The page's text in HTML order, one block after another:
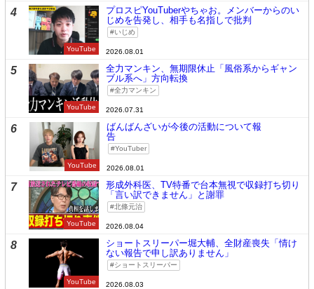
4
YouTube
プロスピYouTuberやちゃお。メンバーからのい
じめを告発し、相手も名指しで批判
いじめ
2026.08.01
5
YouTube
全力マンキン、無期限休止「風俗系からギャン
ブル系へ」方向転換
全力マンキン
2026.07.31
6
YouTube
ばんばんざいが今後の活動について報
告
YouTuber
2026.08.01
7
YouTube
形成外科医、TV特番で台本無視で収録打ち切り
「言い訳できません」と謝罪
北條元治
2026.08.04
8
YouTube
ショートスリーパー堀大輔、全財産喪失「情け
ない報告で申し訳ありません」
ショートスリーパー
2026.08.03